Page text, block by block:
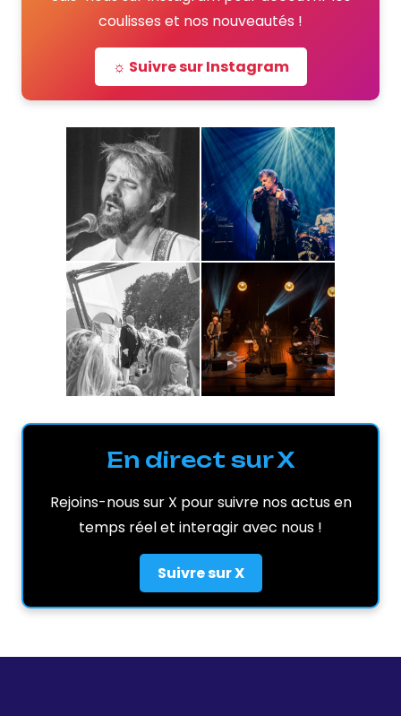
coulisses et nos nouveautés !
☼ Suivre sur Instagram
En direct sur X
Rejoins-nous sur X pour suivre nos actus en
temps réel et interagir avec nous !
Suivre sur X